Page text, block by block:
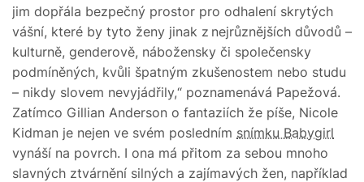
jim dopřála bezpečný prostor pro odhalení skrytých
vášní, které by tyto ženy jinak z nejrůznějších důvodů –
kulturně, genderově, nábožensky či společensky
podmíněných, kvůli špatným zkušenostem nebo studu
– nikdy slovem nevyjádřily,“ poznamenává Papežová.
Zatímco Gillian Anderson o fantaziích že píše, Nicole
Kidman je nejen ve svém posledním snímku Babygirl
vynáší na povrch. I ona má přitom za sebou mnoho
slavných ztvárnění silných a zajímavých žen, například